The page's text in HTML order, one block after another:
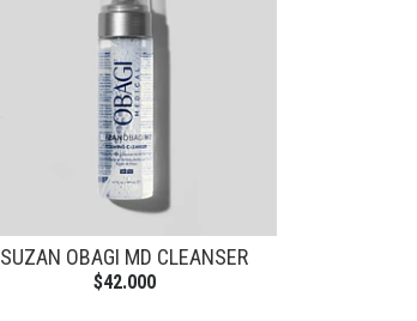
SUZAN OBAGI MD CLEANSER
$42.000